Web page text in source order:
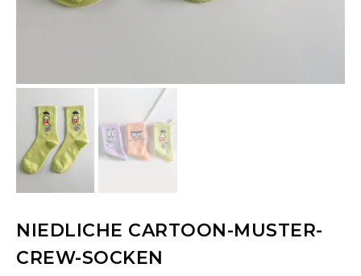
NIEDLICHE CARTOON-MUSTER-
CREW-SOCKEN